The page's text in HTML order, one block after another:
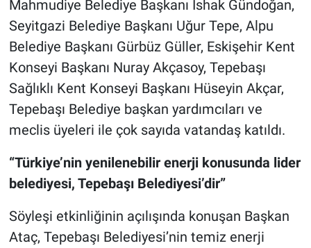
Mahmudiye Belediye Başkanı İshak Gündoğan,
Seyitgazi Belediye Başkanı Uğur Tepe, Alpu
Belediye Başkanı Gürbüz Güller, Eskişehir Kent
Konseyi Başkanı Nuray Akçasoy, Tepebaşı
Sağlıklı Kent Konseyi Başkanı Hüseyin Akçar,
Tepebaşı Belediye başkan yardımcıları ve
meclis üyeleri ile çok sayıda vatandaş katıldı.
“Türkiye’nin yenilenebilir enerji konusunda lider
belediyesi, Tepebaşı Belediyesi’dir”
Söyleşi etkinliğinin açılışında konuşan Başkan
Ataç, Tepebaşı Belediyesi’nin temiz enerji